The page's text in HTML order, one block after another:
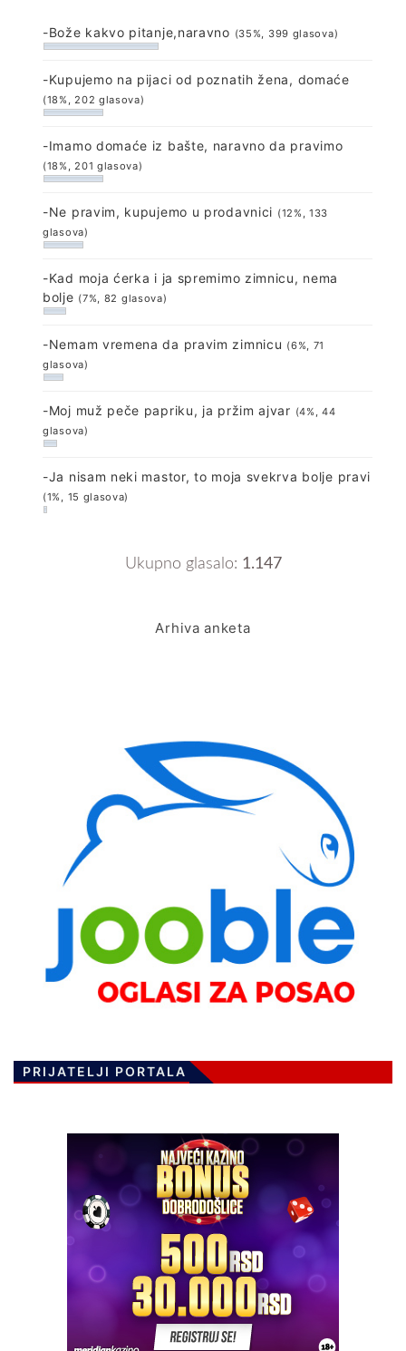
-Bože kakvo pitanje,naravno (35%, 399 glasova)
-Kupujemo na pijaci od poznatih žena, domaće
(18%, 202 glasova)
-Imamo domaće iz bašte, naravno da pravimo
(18%, 201 glasova)
-Ne pravim, kupujemo u prodavnici (12%, 133
glasova)
-Kad moja ćerka i ja spremimo zimnicu, nema
bolje (7%, 82 glasova)
-Nemam vremena da pravim zimnicu (6%, 71
glasova)
-Moj muž peče papriku, ja pržim ajvar (4%, 44
glasova)
-Ja nisam neki mastor, to moja svekrva bolje pravi
(1%, 15 glasova)
Ukupno glasalo: 1.147
Arhiva anketa
PRIJATELJI PORTALA